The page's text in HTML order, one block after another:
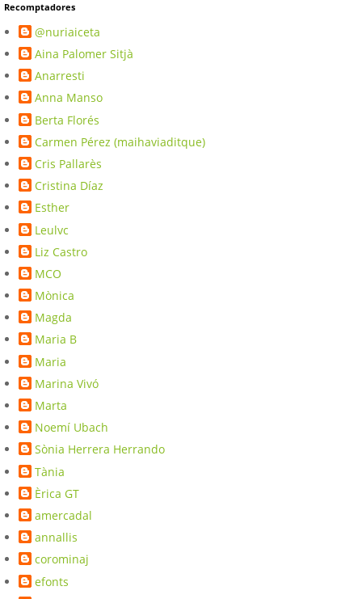
Recomptadores
@nuriaiceta
Aina Palomer Sitjà
Anarresti
Anna Manso
Berta Florés
Carmen Pérez (maihaviaditque)
Cris Pallarès
Cristina Díaz
Esther
Leulvc
Liz Castro
MCO
Mònica
Magda
Maria B
Maria
Marina Vivó
Marta
Noemí Ubach
Sònia Herrera Herrando
Tània
Èrica GT
amercadal
annallis
corominaj
efonts